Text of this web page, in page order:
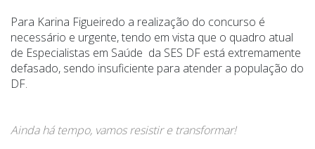
Para Karina Figueiredo a realização do concurso é
necessário e urgente, tendo em vista que o quadro atual
de Especialistas em Saúde da SES DF está extremamente
defasado, sendo insuficiente para atender a população do
DF.
Ainda há tempo, vamos resistir e transformar!